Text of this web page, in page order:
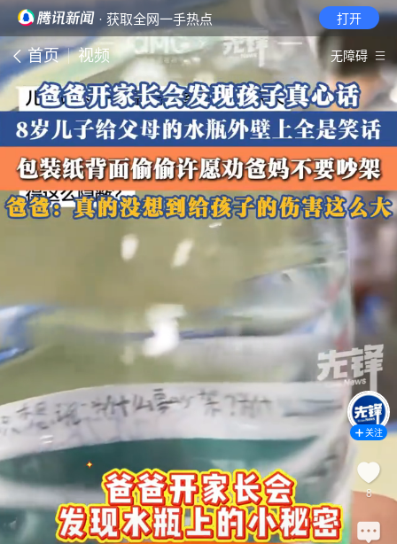
· 获取全网一手热点 打开
首页 视频 无障碍
关注
8